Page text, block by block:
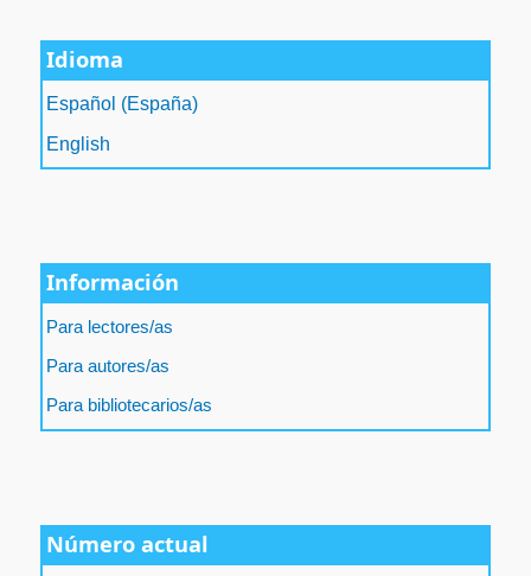
Idioma
Español (España)
English
Información
Para lectores/as
Para autores/as
Para bibliotecarios/as
Número actual